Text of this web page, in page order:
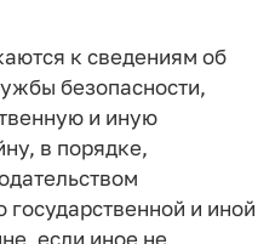
к сведениям об
безопасности,
и иную
в порядке,
и иной
если иное не